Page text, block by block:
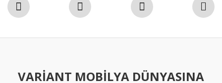
VARIANT MOBILYA DÜNYASINA